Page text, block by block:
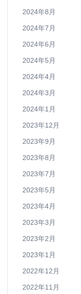
2024年8月
2024年7月
2024年6月
2024年5月
2024年4月
2024年3月
2024年1月
2023年12月
2023年9月
2023年8月
2023年7月
2023年5月
2023年4月
2023年3月
2023年2月
2023年1月
2022年12月
2022年11月